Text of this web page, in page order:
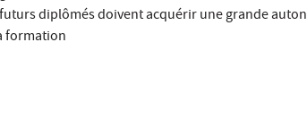
diplômés doivent acquérir une grande
formation